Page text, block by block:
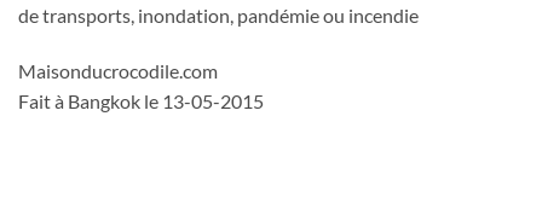
de transports, inondation, pandémie ou incendie
Maisonducrocodile.com
Fait à Bangkok le 13-05-2015